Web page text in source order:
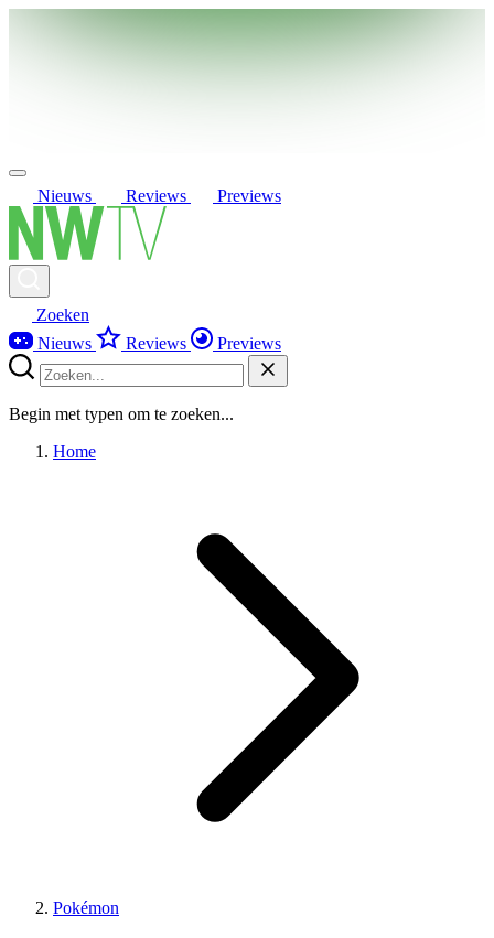
Nieuws Reviews Previews
Zoeken
Nieuws
Reviews Previews
Begin met typen om te zoeken...
Home
Pokémon